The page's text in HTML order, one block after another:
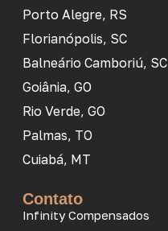
Porto Alegre, RS
Florianópolis, SC
Balneário Camboriú, SC
Goiânia, GO
Rio Verde, GO
Palmas, TO
Cuiabá, MT
Contato
Infinity Compensados